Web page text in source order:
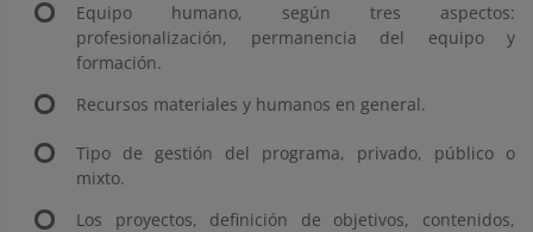
Equipo humano, según tres aspectos:
profesionalización, permanencia del equipo y
formación.
Recursos materiales y humanos en general.
Tipo de gestión del programa, privado, público o
mixto.
Los proyectos, definición de objetivos, contenidos,